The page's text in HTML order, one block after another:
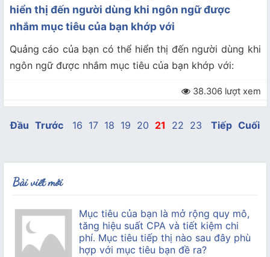
hiển thị đến người dùng khi ngôn ngữ được
nhắm mục tiêu của bạn khớp với
Quảng cáo của bạn có thể hiển thị đến người dùng khi
ngôn ngữ được nhắm mục tiêu của bạn khớp với:
38.306 lượt xem
Đầu Trước 16 17 18 19 20 21 22 23 Tiếp Cuối
Bài viết mới
Mục tiêu của bạn là mở rộng quy mô,
tăng hiệu suất CPA và tiết kiệm chi
phí. Mục tiêu tiếp thị nào sau đây phù
hợp với mục tiêu bạn đề ra?